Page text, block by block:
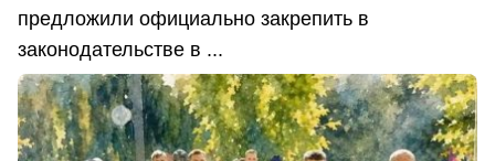
предложили официально закрепить в
законодательстве в ...